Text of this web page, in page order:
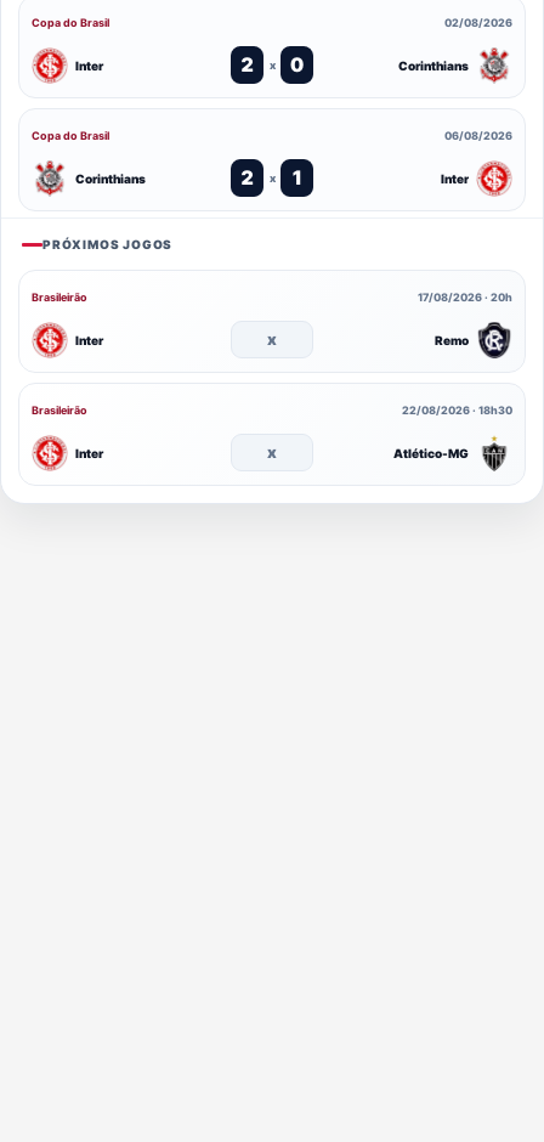
Copa do Brasil 02/08/2026
Inter 2 x 0 Corinthians
Copa do Brasil 06/08/2026
Corinthians 2 x 1 Inter
PRÓXIMOS JOGOS
Brasileirão 17/08/2026 · 20h
Inter x Remo
Brasileirão 22/08/2026 · 18h30
Inter x Atlético-MG